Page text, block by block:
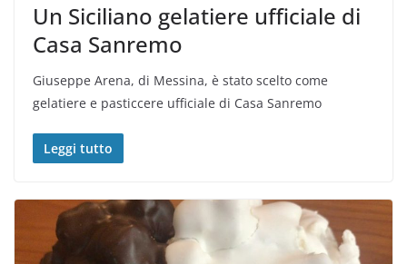
Un Siciliano gelatiere ufficiale di
Casa Sanremo
Giuseppe Arena, di Messina, è stato scelto come
gelatiere e pasticcere ufficiale di Casa Sanremo
Leggi tutto